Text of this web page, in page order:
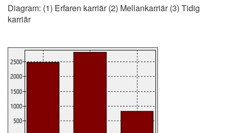
Diagram: (1) Erfaren karriär (2) Mellankarriär (3) Tidig
karriär